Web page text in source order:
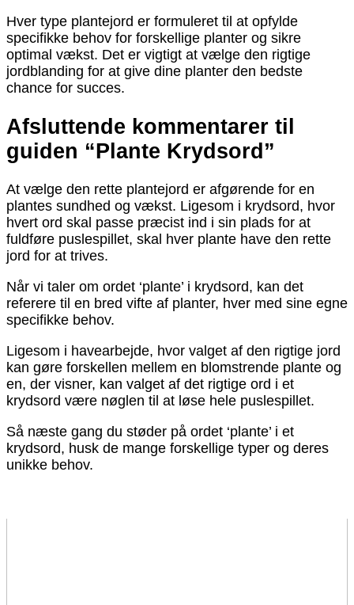
Hver type plantejord er formuleret til at opfylde
specifikke behov for forskellige planter og sikre
optimal vækst. Det er vigtigt at vælge den rigtige
jordblanding for at give dine planter den bedste
chance for succes.
Afsluttende kommentarer til
guiden “Plante Krydsord”
At vælge den rette plantejord er afgørende for en
plantes sundhed og vækst. Ligesom i krydsord, hvor
hvert ord skal passe præcist ind i sin plads for at
fuldføre puslespillet, skal hver plante have den rette
jord for at trives.
Når vi taler om ordet ‘plante’ i krydsord, kan det
referere til en bred vifte af planter, hver med sine egne
specifikke behov.
Ligesom i havearbejde, hvor valget af den rigtige jord
kan gøre forskellen mellem en blomstrende plante og
en, der visner, kan valget af det rigtige ord i et
krydsord være nøglen til at løse hele puslespillet.
Så næste gang du støder på ordet ‘plante’ i et
krydsord, husk de mange forskellige typer og deres
unikke behov.